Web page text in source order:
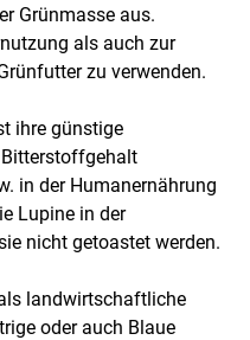
Grünmasse aus.
als auch zur
zu verwenden.
ihre günstige
in der Humanernährung
Lupine in der
nicht getoastet werden.
landwirtschaftliche
oder auch Blaue